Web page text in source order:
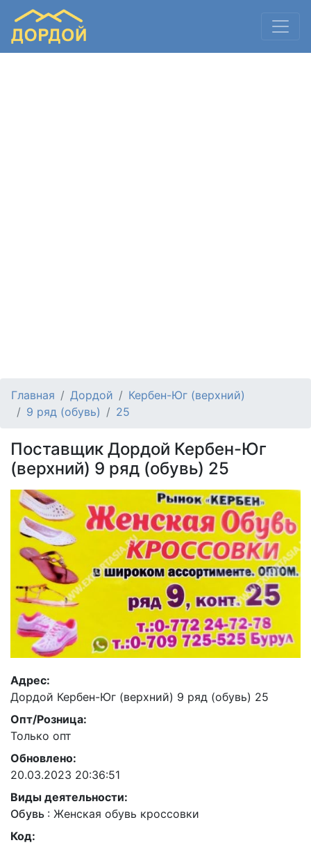
Главная Дордой
Кербен-Юг (верхний)
9 ряд (обувь)
25
Поставщик Дордой Кербен-Юг
(верхний) 9 ряд (обувь) 25
Адрес:
Дордой Кербен-Юг (верхний) 9 ряд (обувь) 25
Опт/Розница:
Только опт
Обновлено:
20.03.2023 20:36:51
Виды деятельности:
Обувь : Женская обувь кроссовки
Код: